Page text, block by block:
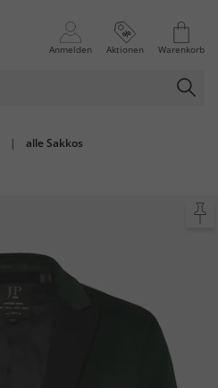
Anmelden Aktionen Warenkorb
| alle Sakkos